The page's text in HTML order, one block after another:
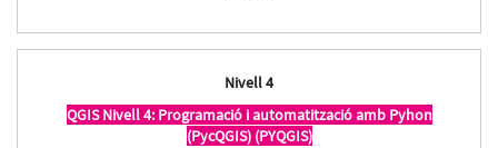
Nivell 4
QGIS Nivell 4: Programació i automatització amb Pyhon
(PycQGIS) (PYQGIS)